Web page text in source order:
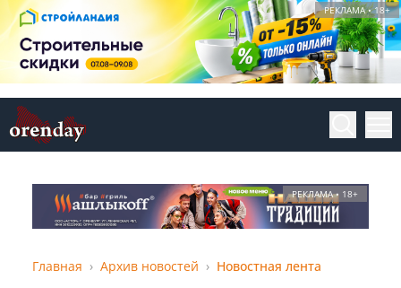
РЕКЛАМА • 18+
РЕКЛАМА • 18+
Главная Архив новостей Новостная лента